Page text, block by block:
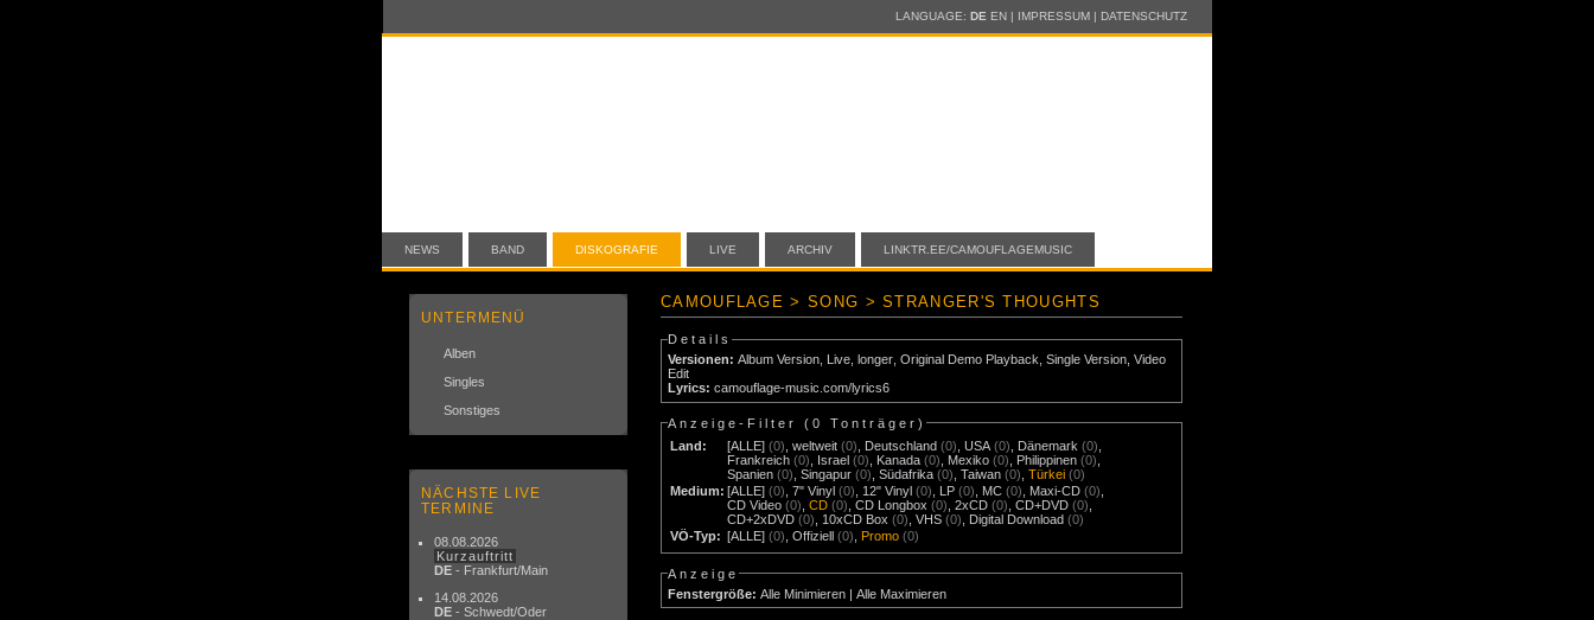
LANGUAGE: DE EN| IMPRESSUM| DATENSCHUTZ
NEWS BAND DISKOGRAFIE LIVE ARCHIV LINKTR.EE/CAMOUFLAGEMUSIC
UNTERMENÜ
Alben
Singles
Sonstiges
NÄCHSTE LIVE
TERMINE
08.08.2026
Kurzauftritt
DE - Frankfurt/Main
14.08.2026
DE - Schwedt/Oder
CAMOUFLAGE > SONG > STRANGER'S THOUGHTS
Details
Versionen: Album Version, Live, longer,Original Demo Playback,Single Version,Video
Edit
Lyrics: camouflage-music.com/lyrics6
Anzeige-Filter (0 Tonträger)
Land:
[ALLE] (0) ,weltweit (0) Deutschland (0) ,USA (0) Dänemark (0)
Frankreich (0) Israel (0) Kanada (0) Mexiko (0) Philippinen (0)
Spanien (0) ,Singapur (0) ,Südafrika (0) ,Taiwan (0) ,Türkei (0)
Medium: [ALLE] (0) ,7" Vinyl (0) 12" Vinyl (0) LP (0) MC (0) Maxi-CD (0)
CD Video (0) ,CD (0) ,CD Longbox (0) ,2xCD (0) ,CD+DVD (0)
CD+2xDVD (0) 10xCD Box (0) ,VHS (0) Digital Download (0)
VÖ-Typ: [ALLE] (0) ,Offiziell (0) Promo (0)
Anzeige
Fenstergröße: Alle Minimieren |Alle Maximieren